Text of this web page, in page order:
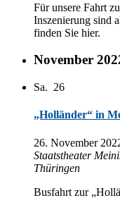
Für un­se­re Fahrt
Inszenierung sind
fin­den Sie hier.
November
Sa. 26
„Holländer“ in
26. No­vem­ber
Staats­thea­ter
Thüringen
Bus­fahrt zur